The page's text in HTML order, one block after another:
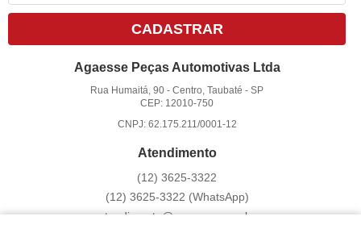
CADASTRAR
Agaesse Peças Automotivas Ltda
Rua Humaitá, 90 -Centro, Taubaté -SP
CEP: 12010-750
CNPJ: 62.175.211/0001-12
Atendimento
(12) 3625-3322
(12) 3625-3322 (WhatsApp)
atendimento@agaesse.com.br